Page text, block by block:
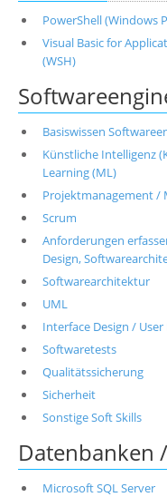
PowerShell (Windows
Visual Basic for
(WSH)
Basiswissen
Künstliche Intelligenz
Learning (ML)
Projektmanagement /
Scrum
Anforderungen
Design,
Softwarearchitektur
UML
Interface Design / User
Softwaretests
Qualitätssicherung
Sicherheit
Sonstige Soft Skills
Datenbanken
Microsoft SQL Server